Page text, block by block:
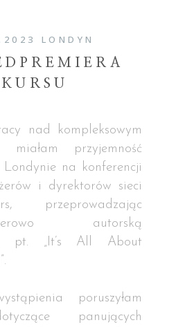
LONDYN
KURSU
nad kompleksowym
miałam przyjemność
na konferencji
i dyrektorów sieci
przeprowadzając
autorską
pt. „It’s All About
poruszyłam
panujących